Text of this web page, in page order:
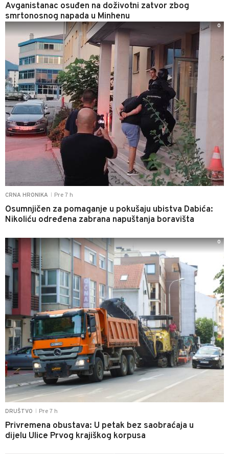
Avganistanac osuđen na doživotni zatvor zbog
smrtonosnog napada u Minhenu
CRNA HRONIKA Pre 7 h
Osumnjičen za pomaganje u pokušaju ubistva Dabića:
Nikoliću određena zabrana napuštanja boravišta
0
DRUŠTVO Pre 7 h
Privremena obustava: U petak bez saobraćaja u
dijelu Ulice Prvog krajiškog korpusa
0